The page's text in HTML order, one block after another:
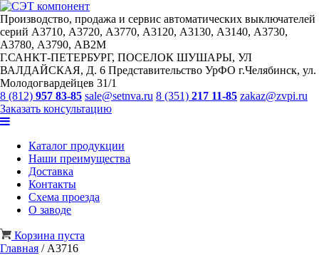
Производство, продажа и сервис автоматических выключателей
серий А3710, А3720, А3770, А3120, А3130, А3140, А3730,
А3780, А3790, АВ2М
Г.САНКТ-ПЕТЕРБУРГ, ПОСЕЛОК ШУШАРЫ, УЛ
ВАЛДАЙСКАЯ, Д. 6 Представительство УрФО г.Челябинск, ул.
Молодогвардейцев 31/1
8 (812) 957 83-85 sale@setnva.ru 8 (351) 217 11-85 zakaz@zvpi.ru
Заказать консультацию
Каталог продукции
Наши преимущества
Доставка
Контакты
Схема проезда
О заводе
Корзина пуста
Главная / А3716